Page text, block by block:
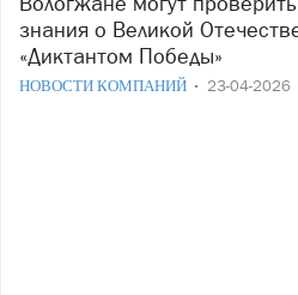
знания о Великой
«Диктантом Победы»
НОВОСТИ КОМПАНИЙ 23-04-2026